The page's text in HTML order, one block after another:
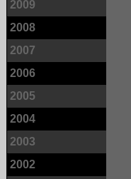
2009
2008
2007
2006
2005
2004
2003
2002